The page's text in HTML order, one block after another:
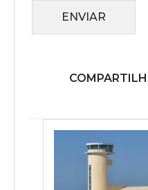
ENVIAR